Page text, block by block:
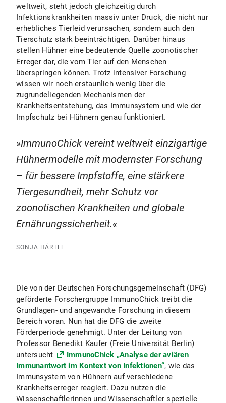
weltweit, steht jedoch gleichzeitig durch
Infektionskrankheiten massiv unter Druck, die nicht nur
erhebliches Tierleid verursachen, sondern auch den
Tierschutz stark beeinträchtigen. Darüber hinaus
stellen Hühner eine bedeutende Quelle zoonotischer
Erreger dar, die vom Tier auf den Menschen
überspringen können. Trotz intensiver Forschung
wissen wir noch erstaunlich wenig über die
zugrundeliegenden Mechanismen der
Krankheitsentstehung, das Immunsystem und wie der
Impfschutz bei Hühnern genau funktioniert.
ImmunoChick vereint weltweit einzigartige
Hühnermodelle mit modernster Forschung
– für bessere Impfstoffe, eine stärkere
Tiergesundheit, mehr Schutz vor
zoonotischen Krankheiten und globale
Ernährungssicherheit.
SONJA HÄRTLE
Die von der Deutschen Forschungsgemeinschaft (DFG)
geförderte Forschergruppe ImmunoChick treibt die
Grundlagen- und angewandte Forschung in diesem
Bereich voran. Nun hat die DFG die zweite
Förderperiode genehmigt. Unter der Leitung von
Professor Benedikt Kaufer (Freie Universität Berlin)
untersucht
ImmunoChick „Analyse der aviären
Immunantwort im Kontext von Infektionen“, wie das
Immunsystem von Hühnern auf verschiedene
Krankheitserreger reagiert. Dazu nutzen die
Wissenschaftlerinnen und Wissenschaftler spezielle